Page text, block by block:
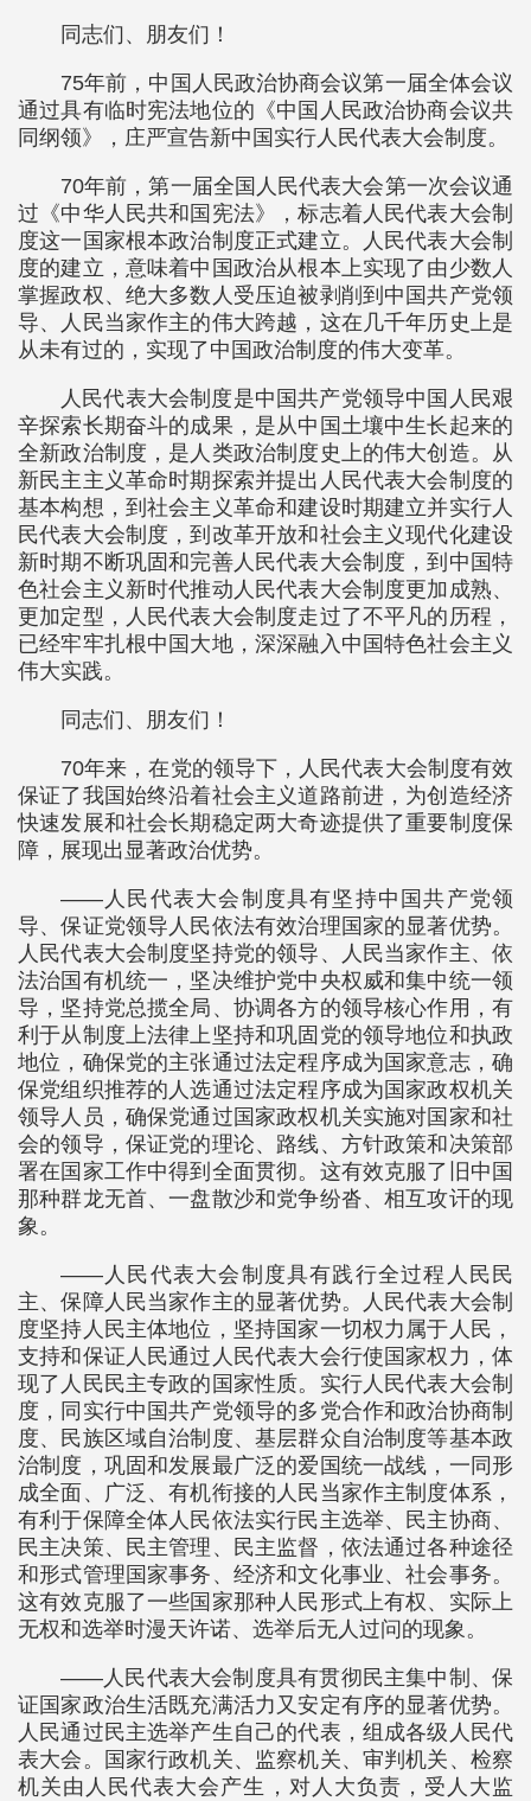
同志们、朋友们！
75年前，中国人民政治协商会议第一届全体会议
通过具有临时宪法地位的《中国人民政治协商会议共
同纲领》，庄严宣告新中国实行人民代表大会制度。
70年前，第一届全国人民代表大会第一次会议通
过《中华人民共和国宪法》，标志着人民代表大会制
度这一国家根本政治制度正式建立。人民代表大会制
度的建立，意味着中国政治从根本上实现了由少数人
掌握政权、绝大多数人受压迫被剥削到中国共产党领
导、人民当家作主的伟大跨越，这在几千年历史上是
从未有过的，实现了中国政治制度的伟大变革。
人民代表大会制度是中国共产党领导中国人民艰
辛探索长期奋斗的成果，是从中国土壤中生长起来的
全新政治制度，是人类政治制度史上的伟大创造。从
新民主主义革命时期探索并提出人民代表大会制度的
基本构想，到社会主义革命和建设时期建立并实行人
民代表大会制度，到改革开放和社会主义现代化建设
新时期不断巩固和完善人民代表大会制度，到中国特
色社会主义新时代推动人民代表大会制度更加成熟、
更加定型，人民代表大会制度走过了不平凡的历程，
已经牢牢扎根中国大地，深深融入中国特色社会主义
伟大实践。
同志们、朋友们！
70年来，在党的领导下，人民代表大会制度有效
保证了我国始终沿着社会主义道路前进，为创造经济
快速发展和社会长期稳定两大奇迹提供了重要制度保
障，展现出显著政治优势。
——人民代表大会制度具有坚持中国共产党领
导、保证党领导人民依法有效治理国家的显著优势。
人民代表大会制度坚持党的领导、人民当家作主、依
法治国有机统一，坚决维护党中央权威和集中统一领
导，坚持党总揽全局、协调各方的领导核心作用，有
利于从制度上法律上坚持和巩固党的领导地位和执政
地位，确保党的主张通过法定程序成为国家意志，确
保党组织推荐的人选通过法定程序成为国家政权机关
领导人员，确保党通过国家政权机关实施对国家和社
会的领导，保证党的理论、路线、方针政策和决策部
署在国家工作中得到全面贯彻。这有效克服了旧中国
那种群龙无首、一盘散沙和党争纷沓、相互攻讦的现
象。
——人民代表大会制度具有践行全过程人民民
主、保障人民当家作主的显著优势。人民代表大会制
度坚持人民主体地位，坚持国家一切权力属于人民，
支持和保证人民通过人民代表大会行使国家权力，体
现了人民民主专政的国家性质。实行人民代表大会制
度，同实行中国共产党领导的多党合作和政治协商制
度、民族区域自治制度、基层群众自治制度等基本政
治制度，巩固和发展最广泛的爱国统一战线，一同形
成全面、广泛、有机衔接的人民当家作主制度体系，
有利于保障全体人民依法实行民主选举、民主协商、
民主决策、民主管理、民主监督，依法通过各种途径
和形式管理国家事务、经济和文化事业、社会事务。
这有效克服了一些国家那种人民形式上有权、实际上
无权和选举时漫天许诺、选举后无人过问的现象。
——人民代表大会制度具有贯彻民主集中制、保
证国家政治生活既充满活力又安定有序的显著优势。
人民通过民主选举产生自己的代表，组成各级人民代
表大会。国家行政机关、监察机关、审判机关、检察
机关由人民代表大会产生，对人大负责，受人大监